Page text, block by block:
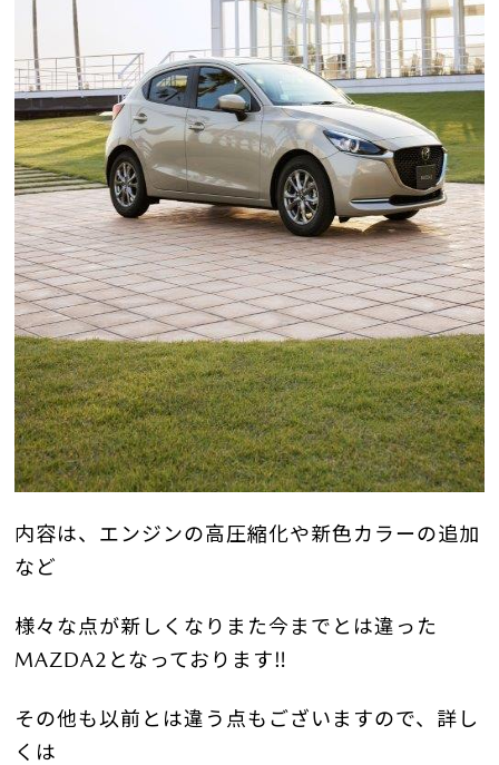
内容は、エンジンの高圧縮化や新色カラーの追加
など
様々な点が新しくなりまた今までとは違った
MAZDA2となっております‼
その他も以前とは違う点もございますので、詳し
くは